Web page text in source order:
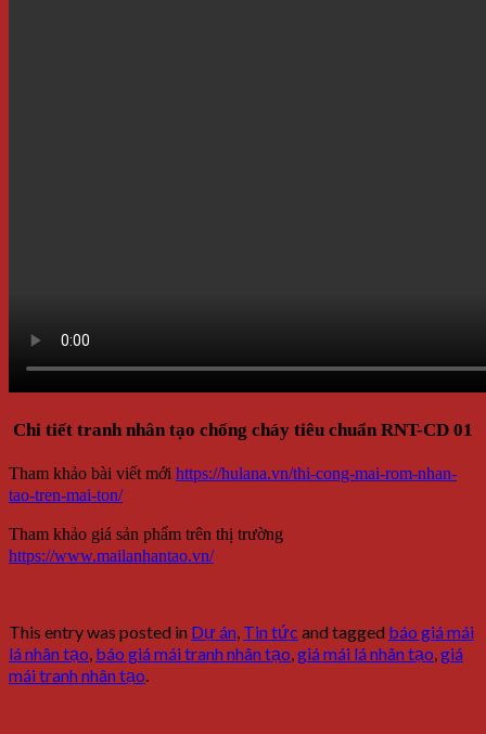
Chi tiết tranh nhân tạo chống cháy tiêu chuẩn RNT-CD 01
Tham khảo bài viết mới https://hulana.vn/thi-cong-mai-rom-nhan-
tao-tren-mai-ton/
Tham khảo giá sản phẩm trên thị trường
https://www.mailanhantao.vn/
This entry was posted in Dự án Tin tức and tagged báo giá mái
lá nhân tạo báo giá mái tranh nhân tạo giá mái lá nhân tạo giá
mái tranh nhân tạo